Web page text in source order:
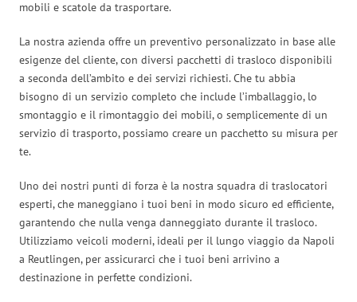
mobili e scatole da trasportare.
La nostra azienda offre un preventivo personalizzato in base alle
esigenze del cliente, con diversi pacchetti di trasloco disponibili
a seconda dell’ambito e dei servizi richiesti. Che tu abbia
bisogno di un servizio completo che include l’imballaggio, lo
smontaggio e il rimontaggio dei mobili, o semplicemente di un
servizio di trasporto, possiamo creare un pacchetto su misura per
te.
Uno dei nostri punti di forza è la nostra squadra di traslocatori
esperti, che maneggiano i tuoi beni in modo sicuro ed efficiente,
garantendo che nulla venga danneggiato durante il trasloco.
Utilizziamo veicoli moderni, ideali per il lungo viaggio da Napoli
a Reutlingen, per assicurarci che i tuoi beni arrivino a
destinazione in perfette condizioni.